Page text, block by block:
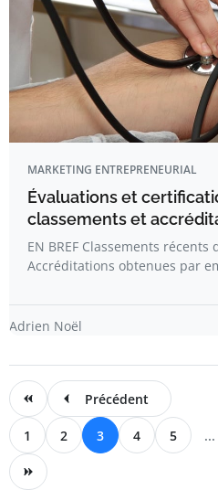
MARKETING ENTREPRENEURIAL
Évaluations et
classements et
EN BREF Classements
Accréditations obtenues par
Adrien Noël
Précédent
1 2 3 4 5 ...